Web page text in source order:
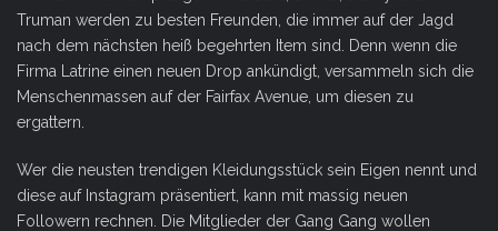
Truman werden zu besten Freunden, die immer auf der Jagd
nach dem nächsten heiß begehrten Item sind. Denn wenn die
Firma Latrine einen neuen Drop ankündigt, versammeln sich die
Menschenmassen auf der Fairfax Avenue, um diesen zu
ergattern.
Wer die neusten trendigen Kleidungsstück sein Eigen nennt und
diese auf Instagram präsentiert, kann mit massig neuen
Followern rechnen. Die Mitglieder der Gang Gang wollen